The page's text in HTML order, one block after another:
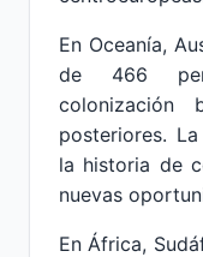
En Oceanía,
de 466
colonización
posteriores.
la historia de
nuevas
En África,